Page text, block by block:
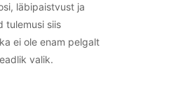
läbipaistvust ja
tulemusi siis
ei ole enam pelgalt
valik.